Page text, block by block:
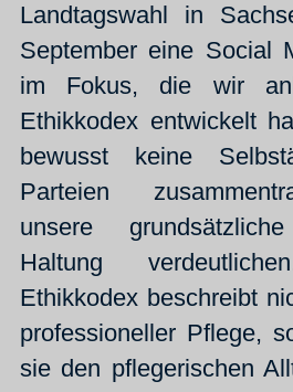
Landtagswahl in
September eine Social
im Fokus, die wir
Ethikkodex entwickelt
bewusst keine
Parteien
unsere
Haltung
Ethikkodex beschreibt
professioneller Pflege,
sie den pflegerischen